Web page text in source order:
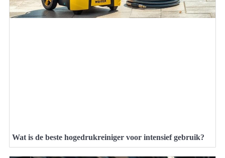
Wat is de beste hogedrukreiniger voor intensief gebruik?